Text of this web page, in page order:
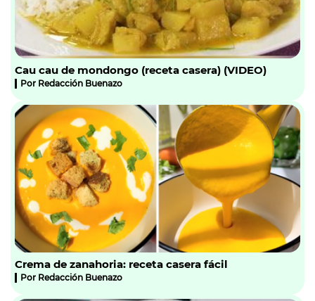
Cau cau de mondongo (receta casera) (VIDEO)
Por Redacción Buenazo
Crema de zanahoria: receta casera fácil
Por Redacción Buenazo